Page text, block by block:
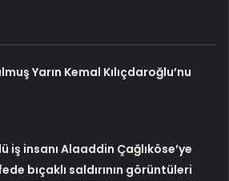
Yarın Kemal Kılıçdaroğlu’nu
iş insanı Alaaddin Çağlıköse’ye
bıçaklı saldırının görüntüleri